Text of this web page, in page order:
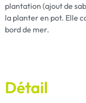
plantation (ajout de
la planter en pot. Elle
bord de mer.
Détail